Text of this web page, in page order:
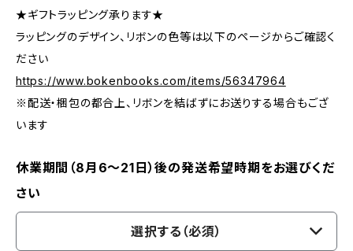
★ギフトラッピング承ります★
ラッピングのデザイン、リボンの色等は以下のページからご確認く
ださい
https://www.bokenbooks.com/items/56347964
※配送・梱包の都合上、リボンを結ばずにお送りする場合もござ
います
休業期間（8月6〜21日）後の発送希望時期をお選びくだ
さい
選択する（必須）